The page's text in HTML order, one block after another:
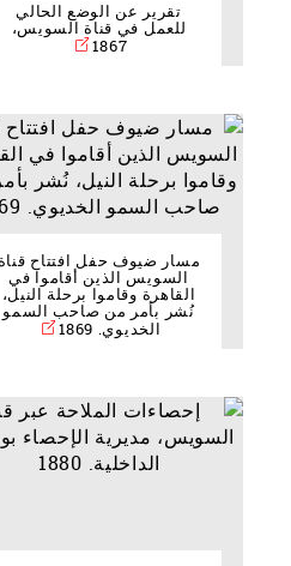
تقرير عن الوضع الحالي
للعمل في قناة السويس،
1867
مسار ضيوف حفل افتتاح قناة
السويس الذين أقاموا في
القاهرة وقاموا برحلة النيل،
نُشر بأمر من صاحب السمو
الخديوي. 1869